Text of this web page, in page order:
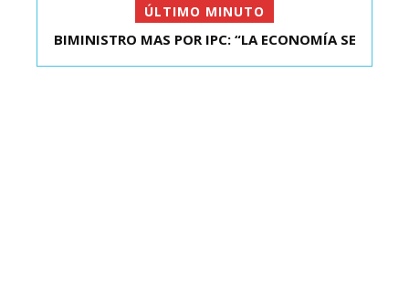
ÚLTIMO MINUTO
KAST SE REUNIÓ CON EL PRESIDENTE ELECTO DE
BIMINISTRO MAS POR IPC: “LA ECONOMÍA SE